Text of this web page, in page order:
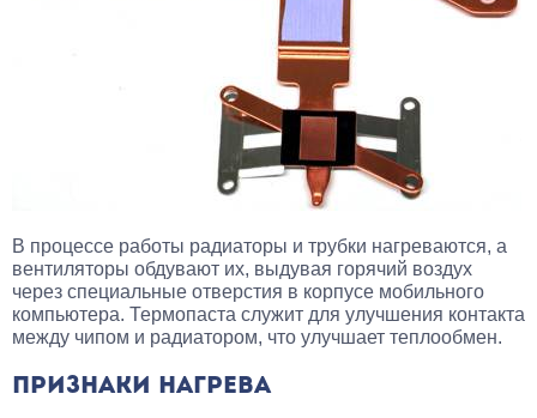
В процессе работы радиаторы и трубки нагреваются, а
вентиляторы обдувают их, выдувая горячий воздух
через специальные отверстия в корпусе мобильного
компьютера. Термопаста служит для улучшения контакта
между чипом и радиатором, что улучшает теплообмен.
ПРИЗНАКИ НАГРЕВА